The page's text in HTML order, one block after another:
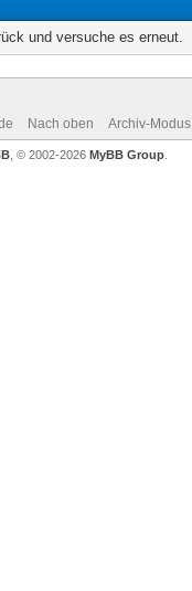
und versuche es erneut.
Nach oben Archiv-Modus
, © 2002-2026 MyBB Group.